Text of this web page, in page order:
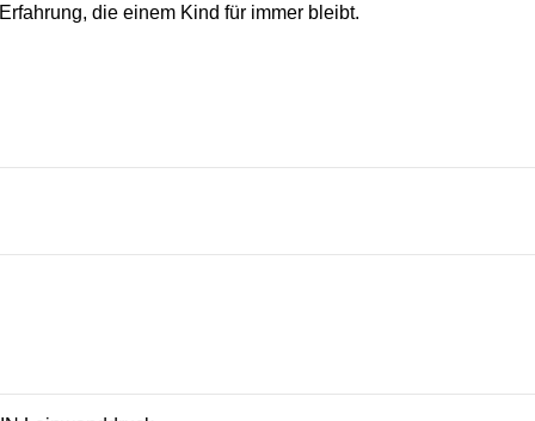
die einem Kind für immer bleibt.